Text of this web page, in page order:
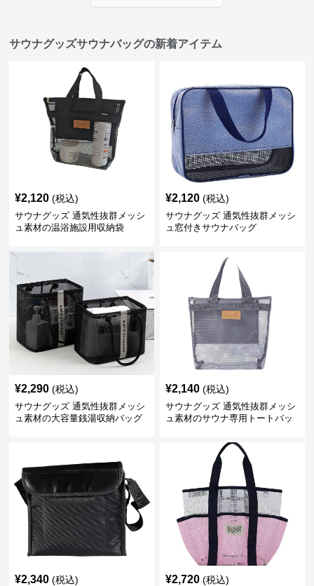
サウナグッズサウナバッグの新着アイテム
¥2,120 (税込)
サウナグッズ 通気性抜群メッシ
ュ素材の温浴施設用収納袋
¥2,120 (税込)
サウナグッズ 通気性抜群メッシ
ュ窓付きサウナバッグ
¥2,290 (税込)
サウナグッズ 通気性抜群メッシ
ュ素材の大容量銭湯収納バッグ
¥2,140 (税込)
サウナグッズ 通気性抜群メッシ
ュ素材のサウナ専用トートバッ
¥2,340 (税込) ¥2,720 (税込)